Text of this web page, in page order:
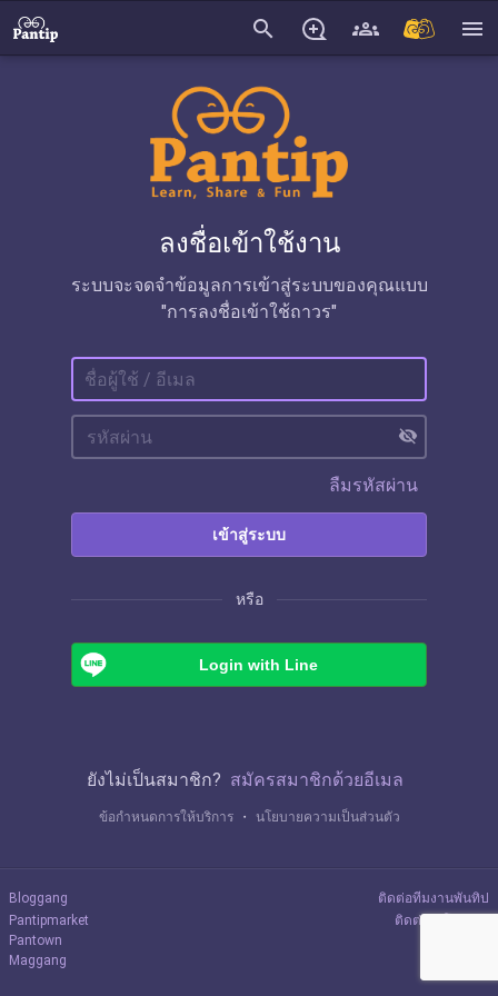
search menu
ลงชื่อเข้าใช้งาน
ระบบจะจดจำข้อมูลการเข้าสู่ระบบของคุณแบบ
"การลงชื่อเข้าใช้ถาวร"
visibility_off
ลืมรหัสผ่าน
เข้าสู่ระบบ
หรือ
Login with Line
ยังไม่เป็นสมาชิก? สมัครสมาชิกด้วยอีเมล
ข้อกำหนดการให้บริการ ・ นโยบายความเป็นส่วนตัว
Bloggang
Pantipmarket
Pantown
Maggang
ติดต่อทีมงานพันทิป
ติดต่อลงโฆษณา